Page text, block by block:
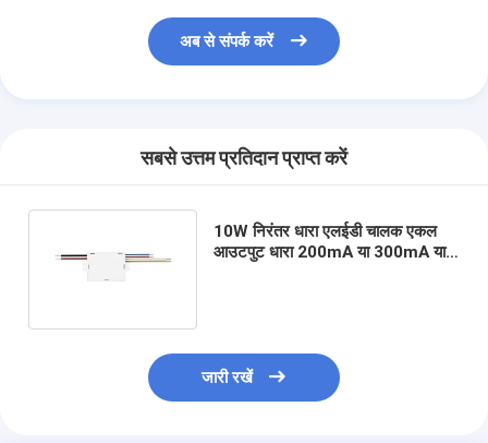
अब से संपर्क करें
सबसे उत्तम प्रतिदान प्राप्त करें
10W निरंतर धारा एलईडी चालक एकल
आउटपुट धारा 200mA या 300mA या
जारी रखें